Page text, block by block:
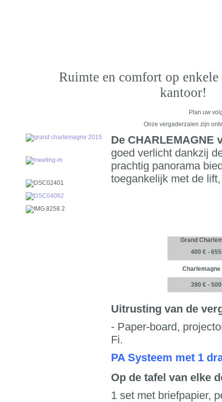
Ruimte en comfort op enkele
kantoor!
Plan uw
Onze vergaderzalen zijn
De CHARLEMAGNE
goed verlicht dankzij
prachtig panorama
toegankelijk met de
Grand
400 € -
Charlemagne
390 € -
Uitrusting van de
- Paper-board,
Fi.
PA Systeem met 1
Op de tafel van elke
1 set met briefpapier,